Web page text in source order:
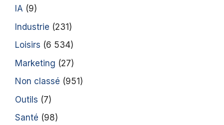
IA (9)
Industrie (231)
Loisirs (6 534)
Marketing (27)
Non classé (951)
Outils (7)
Santé (98)